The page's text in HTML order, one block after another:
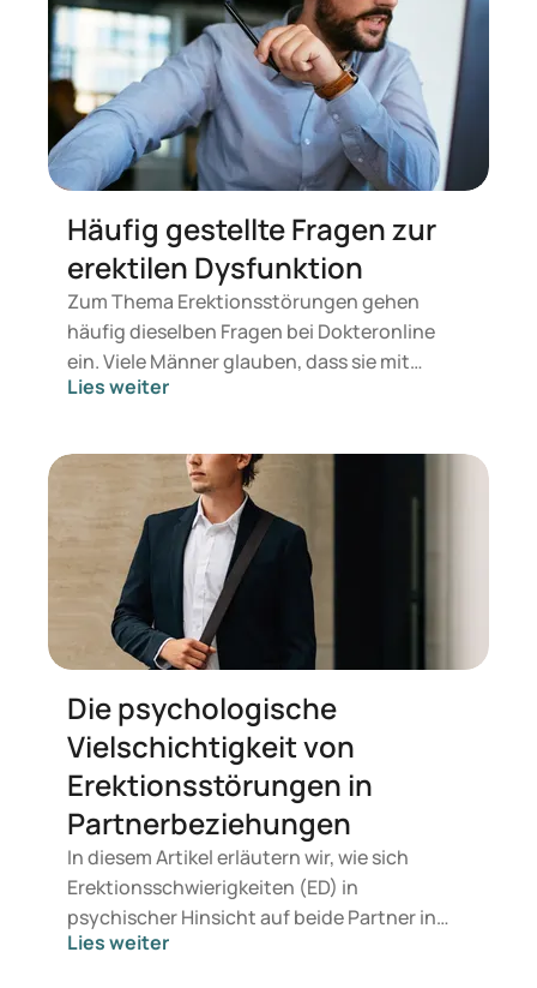
Häufig gestellte Fragen zur
erektilen Dysfunktion
Zum Thema Erektionsstörungen gehen
häufig dieselben Fragen bei Dokteronline
ein. Viele Männer glauben, dass sie mit
diesem Problem allein sind. Das ist nicht der
Form an ED. Daher haben wir die Fragen
gesammelt und Dr. I. Malik vorgelegt. Dr.
Malik ist Allgemeinmediziner mit
besonderem Interesse an den Bereichen
Erektionsstörung sowie Haarausfall beim
Mann. Unsere erste Frage war: Warum diese
Interessengebiete?
Lies weiter
Die psychologische
Vielschichtigkeit von
Erektionsstörungen in
Partnerbeziehungen
In diesem Artikel erläutern wir, wie sich
Erektionsschwierigkeiten (ED) in
psychischer Hinsicht auf beide Partner in
einer Beziehung auswirken. Wenn die
Lies weiter